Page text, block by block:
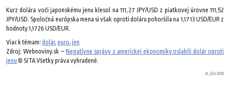
Kurz dolára voči japonskému jenu klesol na 111,27 JPY/USD z piatkovej úrovne 111,52
JPY/USD. Spoločná európska mena si však oproti doláru pohoršila na 1,1713 USD/EUR z
hodnoty 1,1726 USD/EUR.
Viac k témam: dolár, euro, jen
Zdroj: Webnoviny.sk – Negatívne správy z americkej ekonomiky oslabili dolár oproti
jenu © SITA Všetky práva vyhradené.
23. júla 2018